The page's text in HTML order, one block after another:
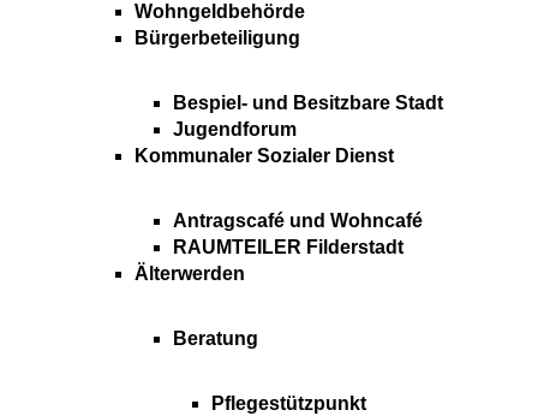
Wohngeldbehörde
Bürgerbeteiligung
Bespiel- und Besitzbare Stadt
Jugendforum
Kommunaler Sozialer Dienst
Antragscafé und Wohncafé
RAUMTEILER Filderstadt
Älterwerden
Beratung
Pflegestützpunkt